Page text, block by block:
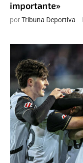
importante»
porTribuna Deportiva